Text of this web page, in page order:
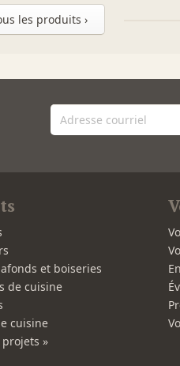
les produits ›
et boiseries
de cuisine
cuisine
projets »